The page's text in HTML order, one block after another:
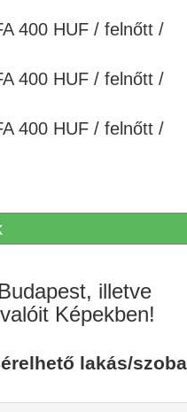
400 HUF / felnőtt /
400 HUF / felnőtt /
400 HUF / felnőtt /
illetve
Képekben!
lakás/szoba